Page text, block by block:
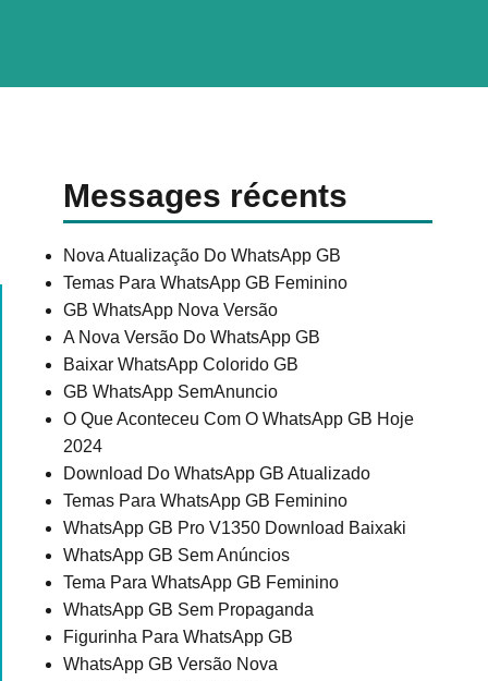
Messages récents
Nova Atualização Do WhatsApp GB
Temas Para WhatsApp GB Feminino
GB WhatsApp Nova Versão
A Nova Versão Do WhatsApp GB
Baixar WhatsApp Colorido GB
GB WhatsApp SemAnuncio
O Que Aconteceu Com O WhatsApp GB Hoje
2024
Download Do WhatsApp GB Atualizado
Temas Para WhatsApp GB Feminino
WhatsApp GB Pro V1350 Download Baixaki
WhatsApp GB Sem Anúncios
Tema Para WhatsApp GB Feminino
WhatsApp GB Sem Propaganda
Figurinha Para WhatsApp GB
WhatsApp GB Versão Nova